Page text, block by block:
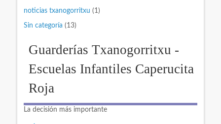
noticias txanogorritxu (1)
Sin categoría (13)
Guarderías Txanogorritxu -
Escuelas Infantiles Caperucita
Roja
La decisión más importante